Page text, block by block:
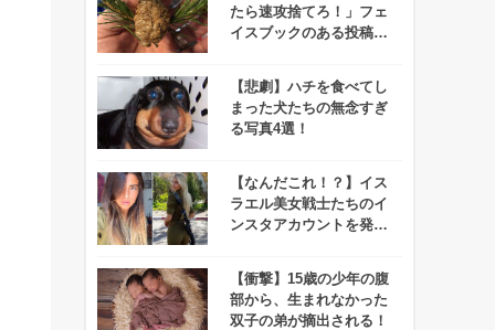
たら速攻捨てろ！」フェ
イスブックのある投稿が
【悲劇】ハチを食べてし
まった犬たちの無念すぎ
る写真4選！
【なんだこれ！？】イス
ラエル美女戦士たちのイ
ンスタアカウントを発
る！
【衝撃】15歳の少年の腹
部から、生まれなかった
双子の弟が摘出される！